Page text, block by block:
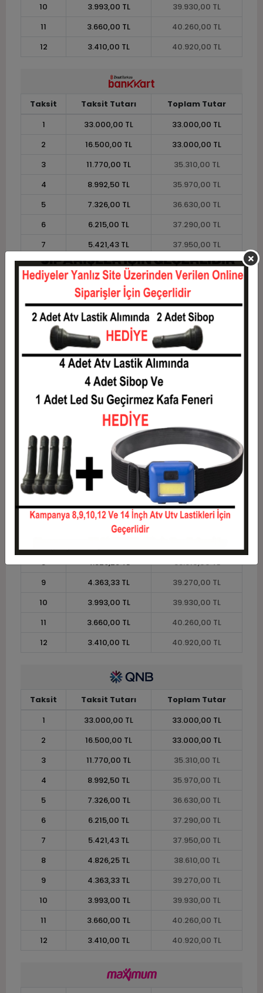
10
3.993,00 TL
39.930,00 TL
11
3.660,00 TL
40.260,00 TL
12
3.410,00 TL 40.920,00 TL
Taksit Taksit Tutarı
Toplam Tutar
1
33.000,00 TL
33.000,00 TL
2
16.500,00 TL
33.000,00 TL
3
11.770,00 TL
35.310,00 TL
4
8.992,50 TL
35.970,00 TL
5
7.326,00 TL
36.630,00 TL
6
6.215,00 TL
37.290,00 TL
7
5.421,43 TL
37.950,00 TL
8
4.826,25 TL
38.610,00 TL
9
4.363,33 TL
10
3.993,00 TL
39.930,00 TL
11
3.660,00 TL
40.260,00 TL
3.410,00 TL 40.920,00 TL
Taksit Taksit Tutarı
Toplam Tutar
33.000,00 TL
2
16.500,00 TL
33.000,00 TL
3
11.770,00 TL
35.310,00 TL
4
8.992,50 TL
35.970,00 TL
36.630,00 TL
6
6.215,00 TL
37.290,00 TL
8
4.826,25 TL
38.610,00 TL
9
4.363,33 TL
39.270,00 TL
10
3.993,00 TL
39.930,00 TL
11
3.660,00 TL
40.260,00 TL
12
3.410,00 TL 40.920,00 TL
Taksit Taksit Tutarı
Toplam Tutar
1
33.000,00 TL
33.000,00 TL
2
16.500,00 TL
33.000,00 TL
3
11.770,00 TL
35.310,00 TL
4
8.992,50 TL
35.970,00 TL
5
7.326,00 TL
36.630,00 TL
6
6.215,00 TL
37.290,00 TL
7
5.421,43 TL
37.950,00 TL
8
4.826,25 TL
38.610,00 TL
9
4.363,33 TL
39.270,00 TL
10
3.993,00 TL
39.930,00 TL
11
3.660,00 TL
40.260,00 TL
12
3.410,00 TL 40.920,00 TL